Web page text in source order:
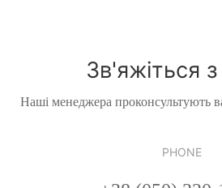
Зв'яжіться
Наші менеджера проконсультують
PHONE